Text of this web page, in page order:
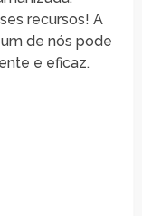
recursos! A
de nós pode
e eficaz.